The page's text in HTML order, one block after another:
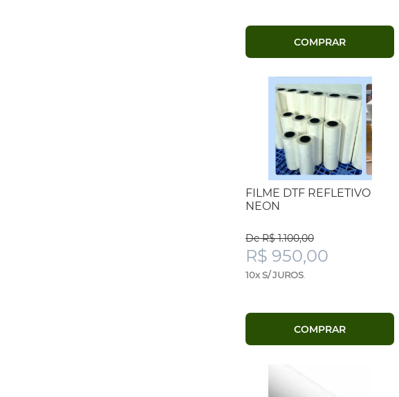
COMPRAR
FILME DTF REFLETIVO
NEON
De R$ 1.100,00
R$ 950,00
10x S/ JUROS
COMPRAR